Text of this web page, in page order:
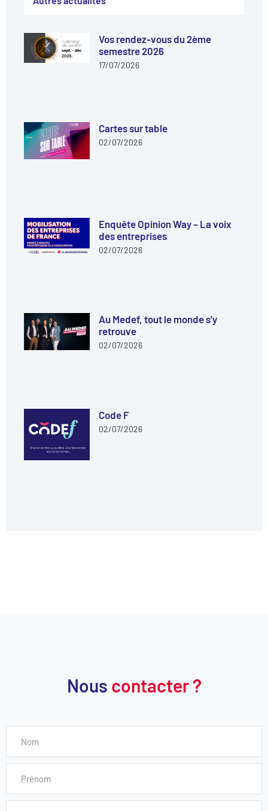
Vos rendez-vous du 2ème
semestre 2026
17/07/2026
Cartes sur table
02/07/2026
Enquête Opinion Way – La voix
des entreprises
02/07/2026
Au Medef, tout le monde s’y
retrouve
02/07/2026
Code F
02/07/2026
Nous contacter ?